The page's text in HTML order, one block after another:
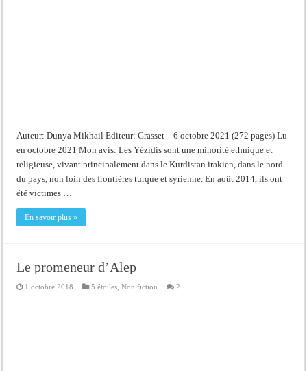
Auteur: Dunya Mikhail Editeur: Grasset – 6 octobre 2021 (272 pages) Lu
en octobre 2021 Mon avis: Les Yézidis sont une minorité ethnique et
religieuse, vivant principalement dans le Kurdistan irakien, dans le nord
du pays, non loin des frontières turque et syrienne. En août 2014, ils ont
été victimes …
En savoir plus »
Le promeneur d’Alep
1 octobre 2018 5 étoiles ,Non fiction 2